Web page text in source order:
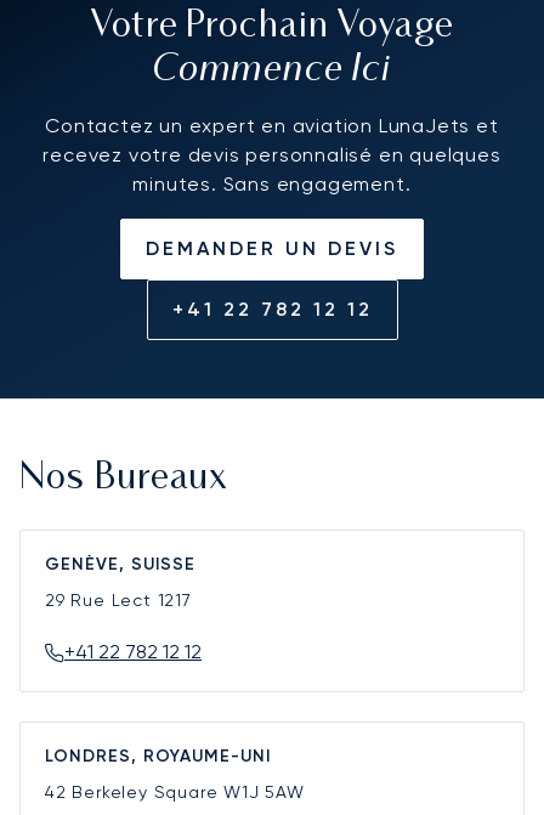
Votre Prochain Voyage
Commence Ici
Contactez un expert en aviation LunaJets et
recevez votre devis personnalisé en quelques
minutes. Sans engagement.
DEMANDER UN DEVIS
+41 22 782 12 12
Nos Bureaux
GENÈVE, SUISSE
29 Rue Lect 1217
+41 22 782 12 12
LONDRES, ROYAUME-UNI
42 Berkeley SquareW1J 5AW